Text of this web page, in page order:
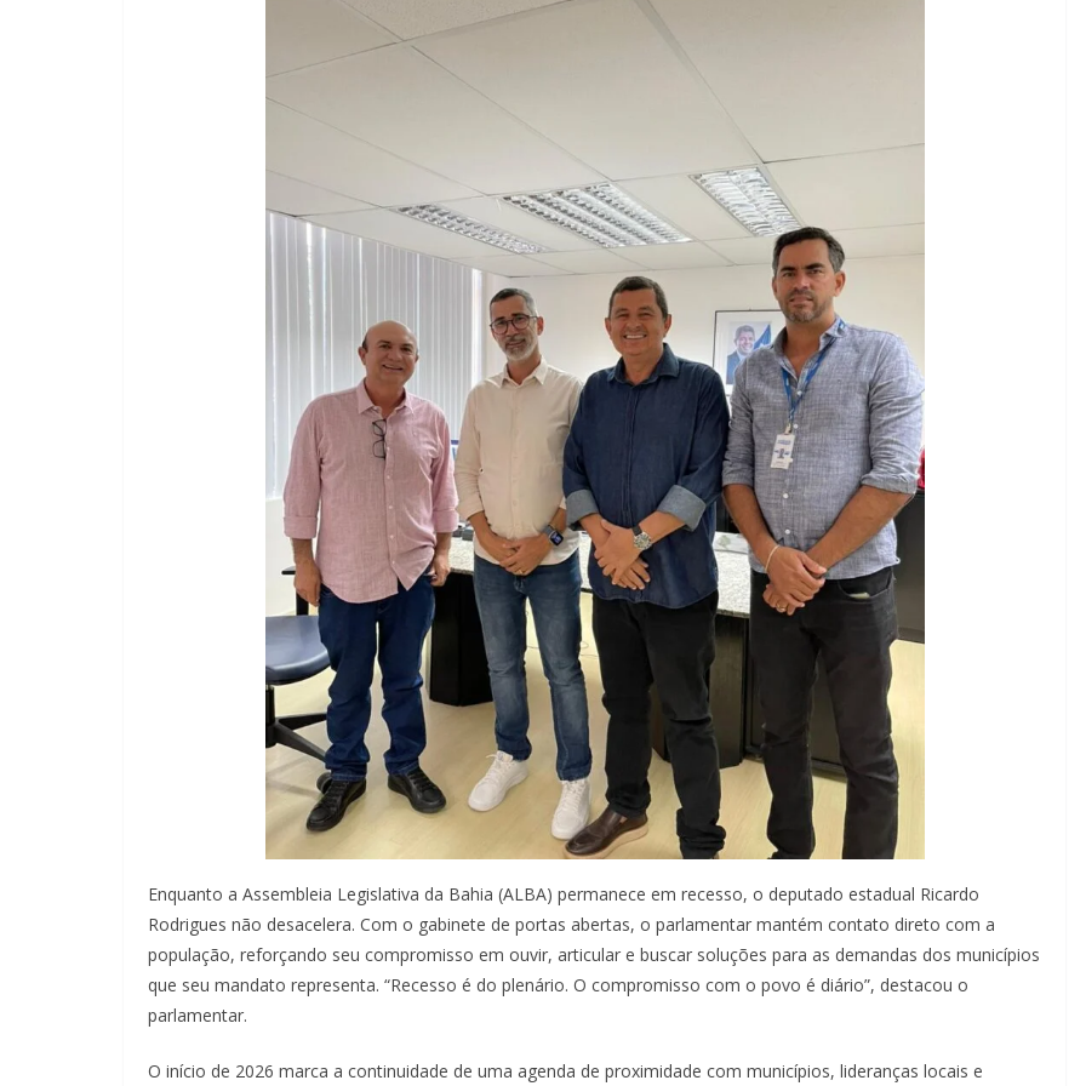
Enquanto a Assembleia Legislativa da Bahia (ALBA) permanece em recesso, o deputado estadual Ricardo
Rodrigues não desacelera. Com o gabinete de portas abertas, o parlamentar mantém contato direto com a
população, reforçando seu compromisso em ouvir, articular e buscar soluções para as demandas dos municípios
que seu mandato representa. “Recesso é do plenário. O compromisso com o povo é diário”, destacou o
parlamentar.
O início de 2026 marca a continuidade de uma agenda de proximidade com municípios, lideranças locais e